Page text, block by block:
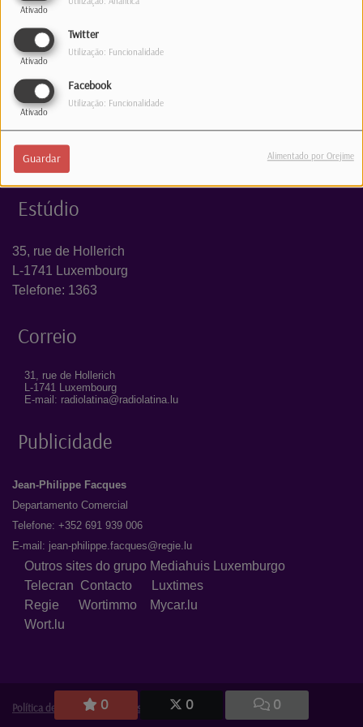
Ativado
Twitter
Ativado
Utilização: Funcionalidade
Facebook
Ativado
Utilização: Funcionalidade
Guardar Alimentado por Orejime
0 0 0
Estúdio
35, rue de Hollerich
L-1741 Luxembourg
Telefone: 1363
Correio
31, rue de Hollerich
L-1741 Luxembourg
E-mail: radiolatina@radiolatina.lu
Publicidade
Jean-Philippe Facques
Departamento Comercial
Telefone: +352 691 939 006
E-mail: jean-philippe.facques@regie.lu
Outros sites do grupo Mediahuis Luxemburgo
Telecran Contacto
Luxtimes
Regie Wortimmo
Mycar.lu
Wort.lu
Política de Privacidade| Avisos Legais